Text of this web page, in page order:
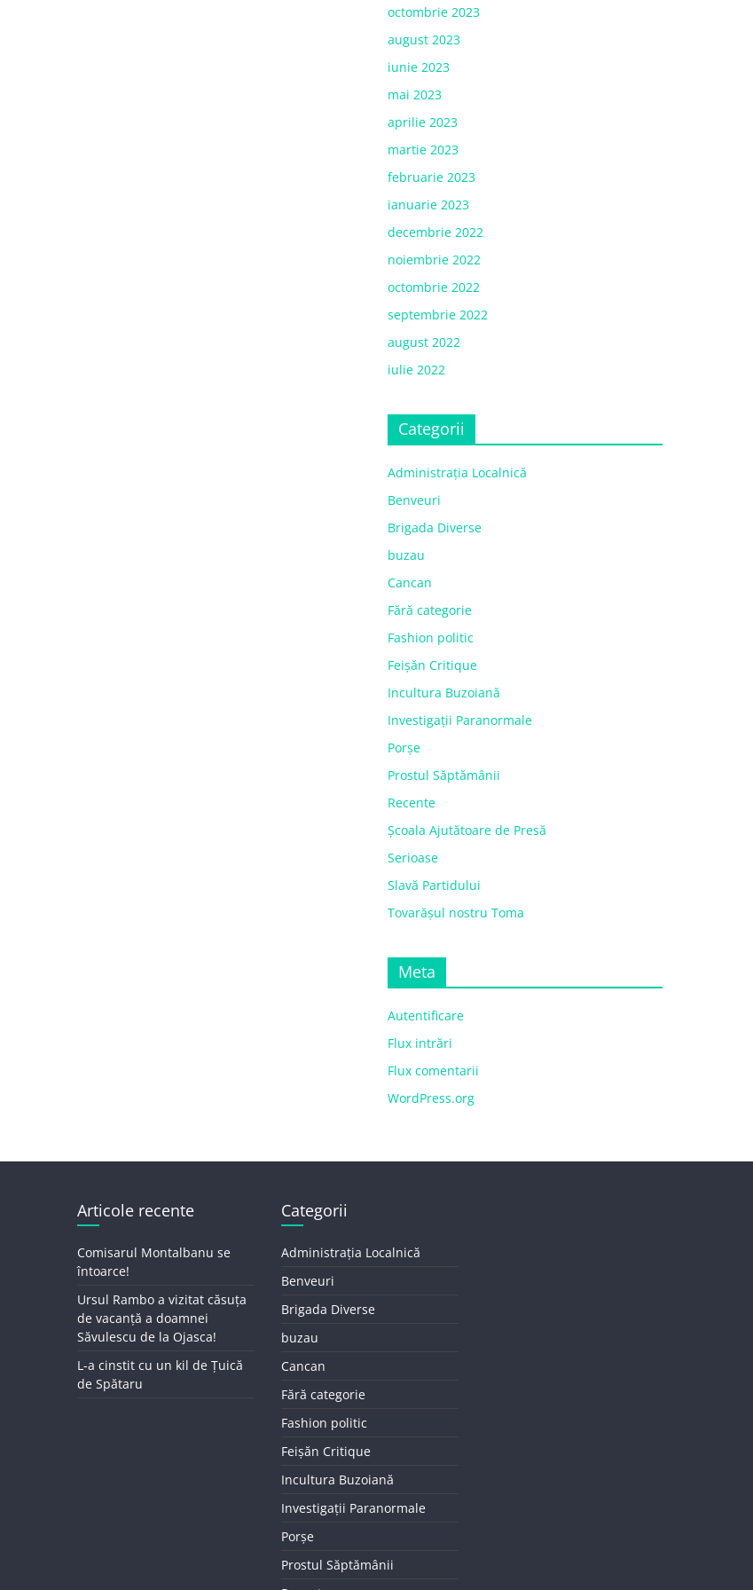
octombrie 2023
august 2023
iunie 2023
mai 2023
aprilie 2023
martie 2023
februarie 2023
ianuarie 2023
decembrie 2022
noiembrie 2022
octombrie 2022
septembrie 2022
august 2022
iulie 2022
Categorii
Administrația Localnică
Benveuri
Brigada Diverse
buzau
Cancan
Fără categorie
Fashion politic
Feișăn Critique
Incultura Buzoiană
Investigații Paranormale
Porșe
Prostul Săptămânii
Recente
Școala Ajutătoare de Presă
Serioase
Slavă Partidului
Tovarășul nostru Toma
Meta
Autentificare
Flux intrări
Flux comentarii
WordPress.org
Articole recente
Comisarul Montalbanu se
întoarce!
Ursul Rambo a vizitat căsuța
de vacanță a doamnei
Săvulescu de la Ojasca!
L-a cinstit cu un kil de Țuică
de Spătaru
Categorii
Administrația Localnică
Benveuri
Brigada Diverse
buzau
Cancan
Fără categorie
Fashion politic
Feișăn Critique
Incultura Buzoiană
Investigații Paranormale
Porșe
Prostul Săptămânii